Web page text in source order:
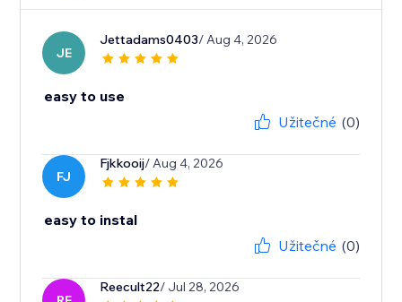
JE
Jettadams0403/ Aug 4, 2026
easy to use
Užitečné (0)
FJ
Fjkkooij/ Aug 4, 2026
easy to instal
Užitečné (0)
Reecult22/ Jul 28, 2026